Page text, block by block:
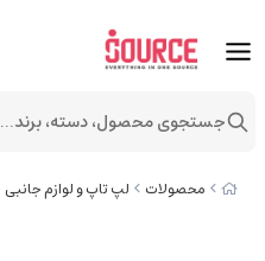
محصولات لپ تاپ و لوازم جانبی
جستجوی محصول، دسته، برند...